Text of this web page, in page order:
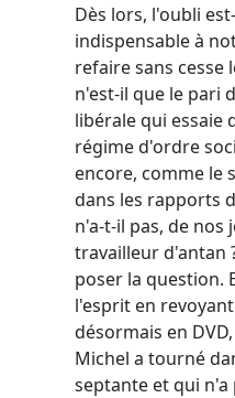
Dès lors, l'oubli
indispensable à
refaire sans cesse
n'est-il que le pari
libérale qui essaie
régime d'ordre
encore, comme le
dans les rapports
n'a-t-il pas, de nos
travailleur d'antan
poser la question.
l'esprit en revoyant
désormais en
Michel a tourné
septante et qui n'a